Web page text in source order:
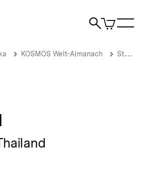
Suche
Artikel
im
KOSMOS Welt-Almanach Staaten